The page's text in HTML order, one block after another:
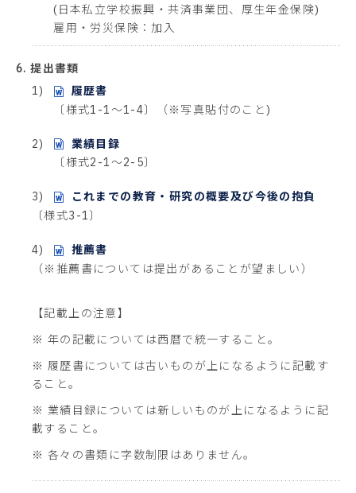
(日本私立学校振興・共済事業団、厚生年金保険)
雇用・労災保険：加入
6. 提出書類
1)
履歴書
〔様式1-1～1-4〕（※写真貼付のこと)
2)
業績目録
〔様式2-1～2-5〕
3)
これまでの教育・研究の概要及び今後の抱負
〔様式3-1〕
4)
推薦書
（※推薦書については提出があることが望ましい）
【記載上の注意】
※ 年の記載については西暦で統一すること。
※ 履歴書については古いものが上になるように記載す
ること。
※ 業績目録については新しいものが上になるように記
載すること。
※ 各々の書類に字数制限はありません。